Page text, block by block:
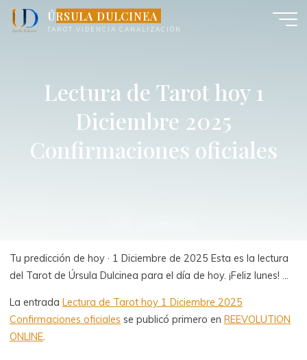
Saltar
ÚRSULA DULCINEA
TAROT VIDENCIA CANALIZACIÓN
Lectura de Tarot hoy 1
Diciembre 2025
Confirmaciones oficiales
Tu predicción de hoy · 1 Diciembre de 2025 Esta es la lectura
del Tarot de Úrsula Dulcinea para el día de hoy. ¡Feliz lunes! …
La entradaLectura de Tarot hoy 1 Diciembre 2025
Confirmaciones oficiales se publicó primero enREEVOLUTION
ONLINE.